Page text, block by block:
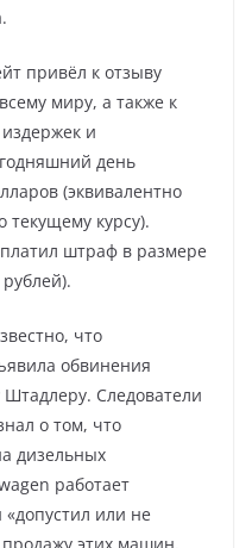
привёл к отзыву
миру, а также к
и
день
(эквивалентно
курсу).
штраф в размере
что
обвинения
Следователи
о том, что
дизельных
работает
или не